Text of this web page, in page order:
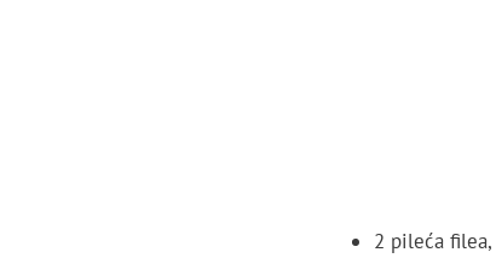
2 pileća filea,